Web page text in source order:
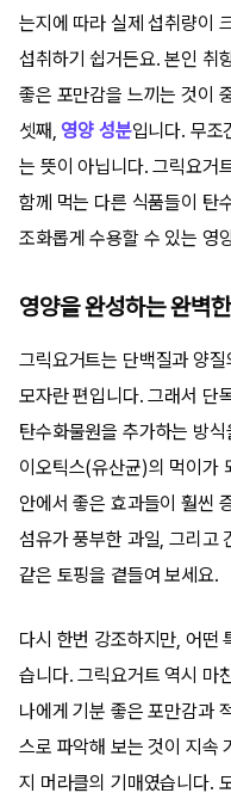
는지에 따라 실제 섭취량이
섭취하기 쉽거든요. 본인 취
좋은 포만감을 느끼는 것이
셋째, 영양 성분입니다. 무조
는 뜻이 아닙니다. 그릭요거
함께 먹는 다른 식품들이 탄
조화롭게 수용할 수 있는 영
영양을 완성하는 완벽
그릭요거트는 단백질과 양
모자란 편입니다. 그래서 단
탄수화물원을 추가하는 방
이오틱스(유산균)의 먹이가
안에서 좋은 효과들이 훨씬
섬유가 풍부한 과일, 그리고
같은 토핑을 곁들여 보세요.
다시 한번 강조하지만, 어떤
습니다. 그릭요거트 역시 마
나에게 기분 좋은 포만감과
스로 파악해 보는 것이 지속
지 머라클의 기매였습니다.